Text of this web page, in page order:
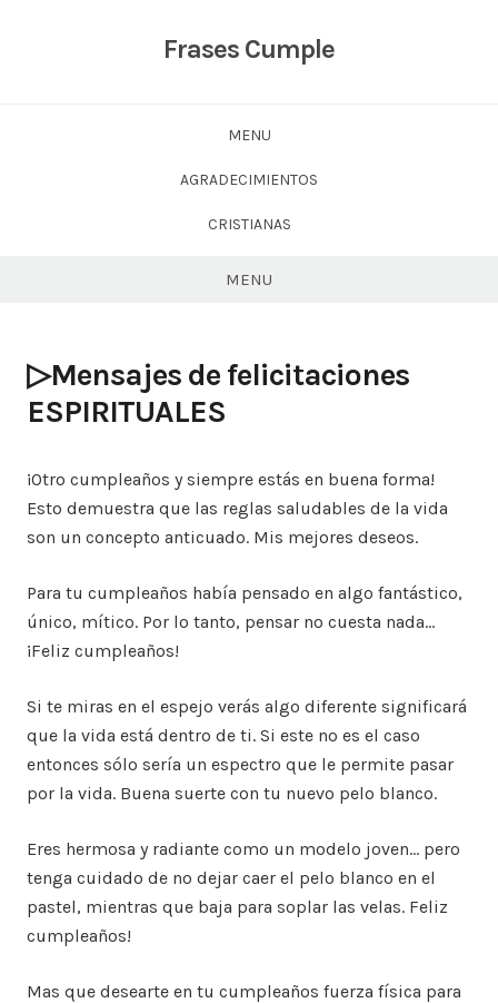
Frases Cumple
MENU
AGRADECIMIENTOS
CRISTIANAS
MENU
▷Mensajes de felicitaciones
ESPIRITUALES
¡Otro cumpleaños y siempre estás en buena forma!
Esto demuestra que las reglas saludables de la vida
son un concepto anticuado. Mis mejores deseos.
Para tu cumpleaños había pensado en algo fantástico,
único, mítico. Por lo tanto, pensar no cuesta nada…
¡Feliz cumpleaños!
Si te miras en el espejo verás algo diferente significará
que la vida está dentro de ti. Si este no es el caso
entonces sólo sería un espectro que le permite pasar
por la vida. Buena suerte con tu nuevo pelo blanco.
Eres hermosa y radiante como un modelo joven… pero
tenga cuidado de no dejar caer el pelo blanco en el
pastel, mientras que baja para soplar las velas. Feliz
cumpleaños!
Mas que desearte en tu cumpleaños fuerza física para